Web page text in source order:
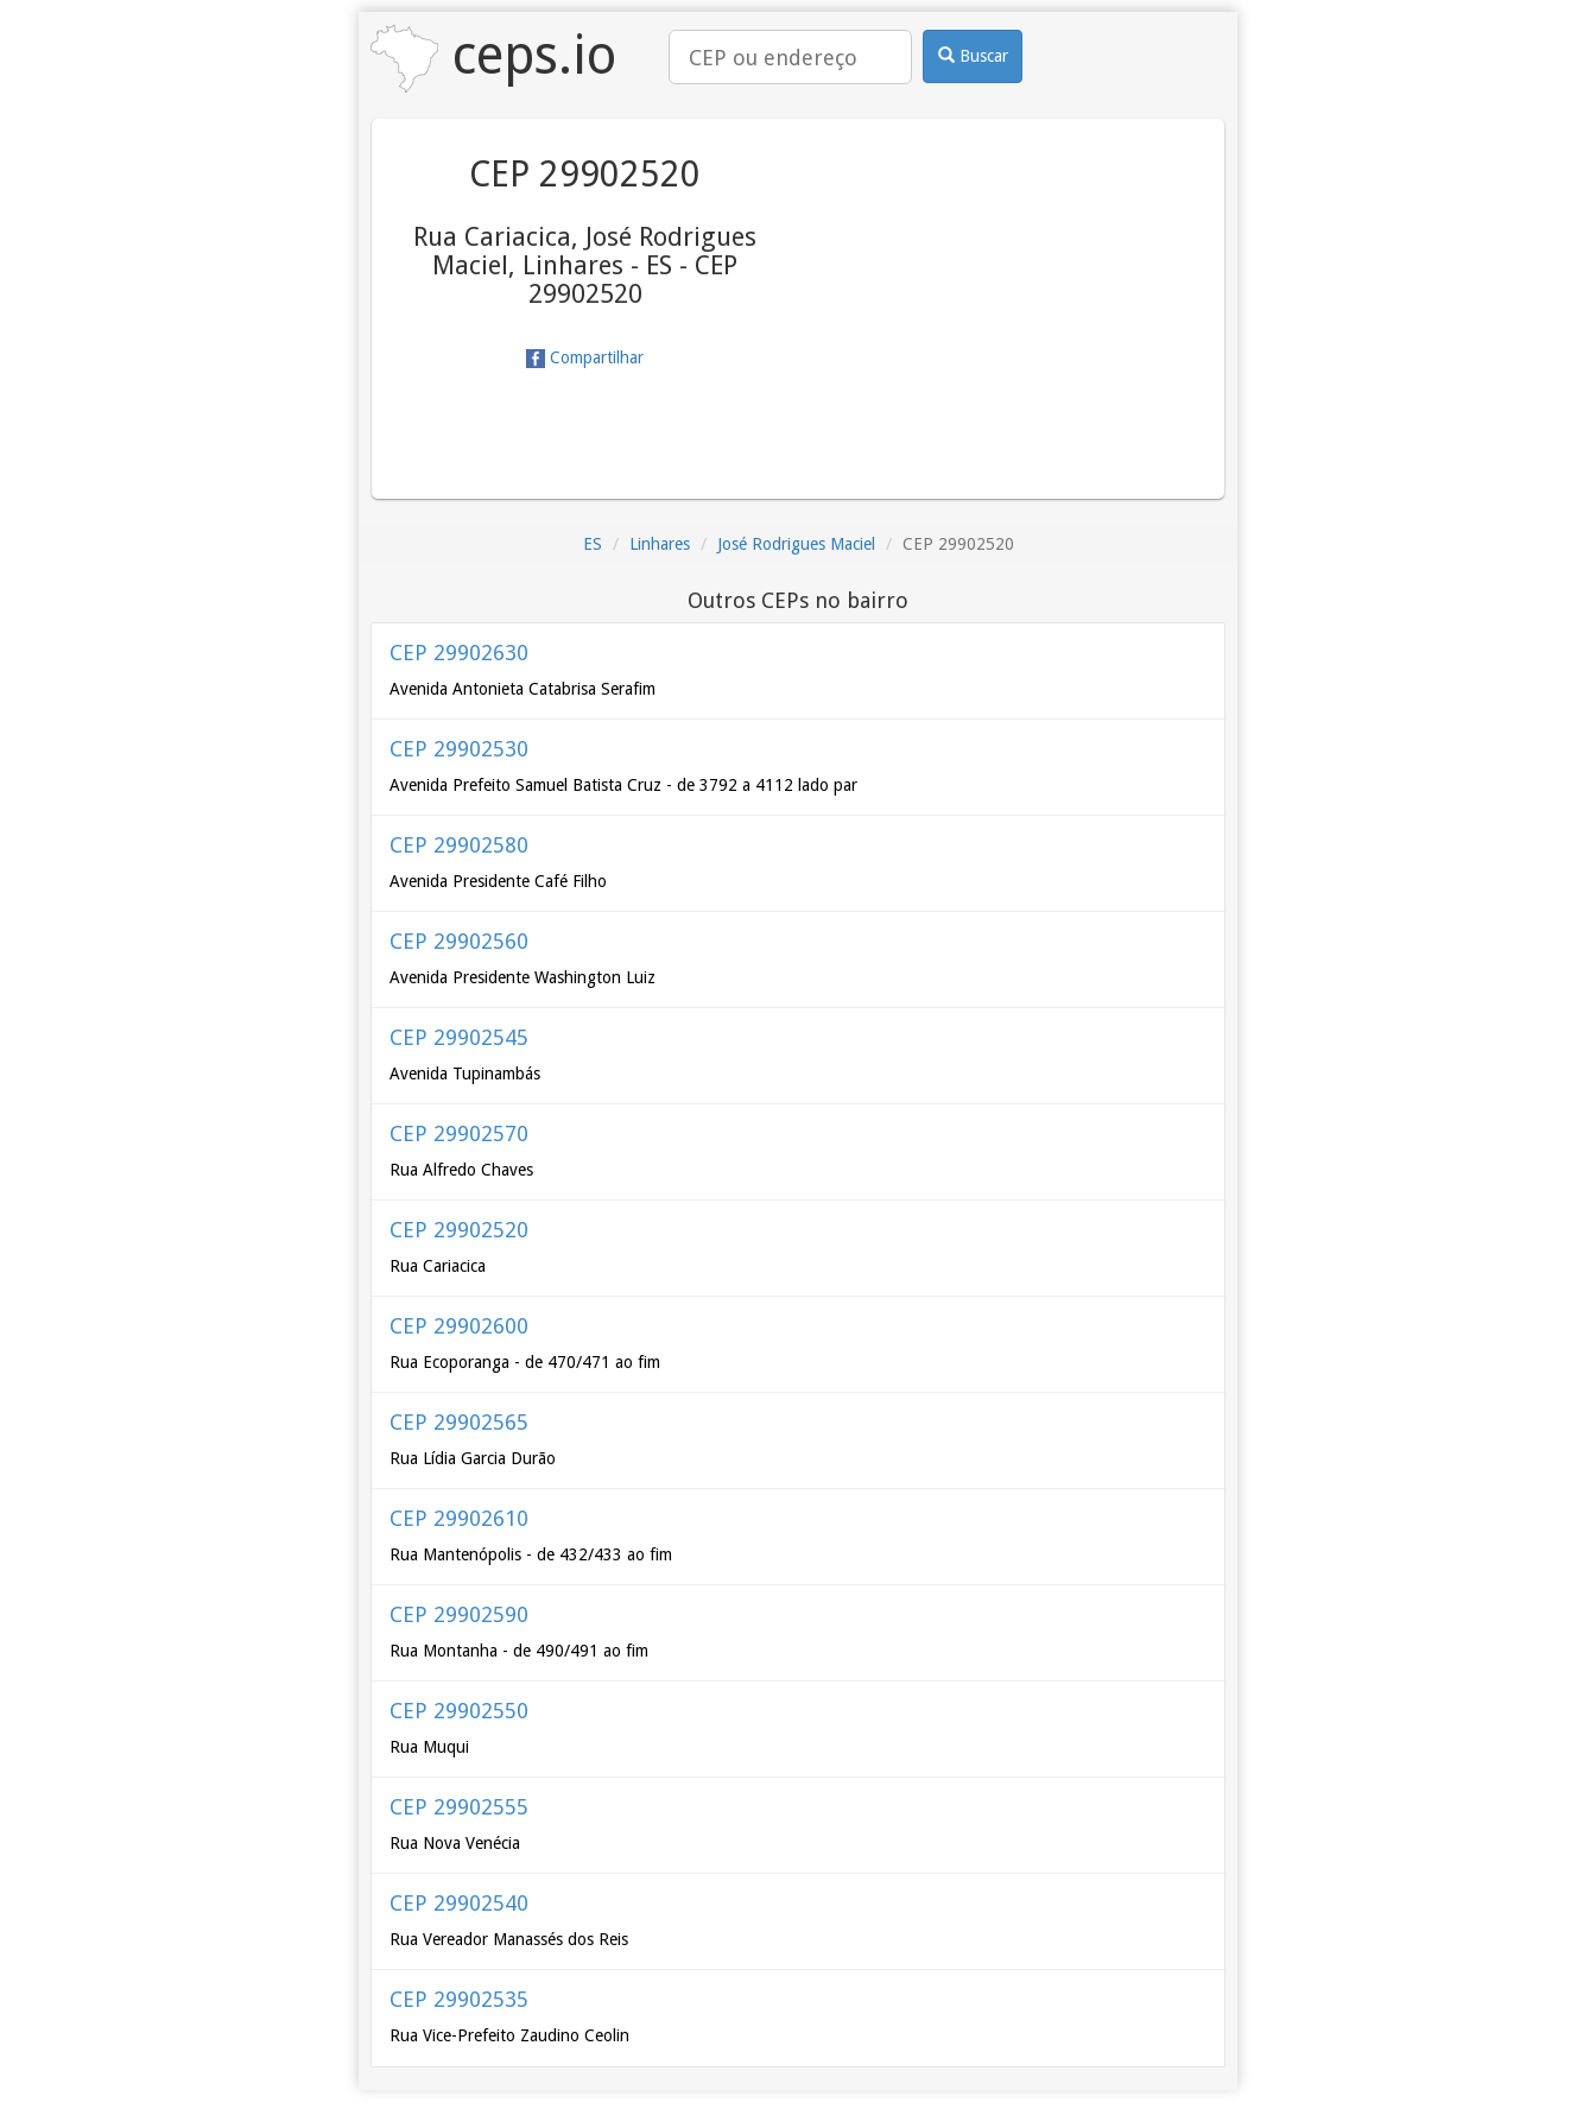
ceps.io Buscar
CEP 29902520
Rua Cariacica, José Rodrigues
Maciel, Linhares - ES - CEP
29902520
Compartilhar
ES Linhares José Rodrigues Maciel CEP 29902520
Outros CEPs no bairro
CEP 29902630
Avenida Antonieta Catabrisa Serafim
CEP 29902530
Avenida Prefeito Samuel Batista Cruz - de 3792 a 4112 lado par
CEP 29902580
Avenida Presidente Café Filho
CEP 29902560
Avenida Presidente Washington Luiz
CEP 29902545
Avenida Tupinambás
CEP 29902570
Rua Alfredo Chaves
CEP 29902520
Rua Cariacica
CEP 29902600
Rua Ecoporanga - de 470/471 ao fim
CEP 29902565
Rua Lídia Garcia Durão
CEP 29902610
Rua Mantenópolis - de 432/433 ao fim
CEP 29902590
Rua Montanha - de 490/491 ao fim
CEP 29902550
Rua Muqui
CEP 29902555
Rua Nova Venécia
CEP 29902540
Rua Vereador Manassés dos Reis
CEP 29902535
Rua Vice-Prefeito Zaudino Ceolin